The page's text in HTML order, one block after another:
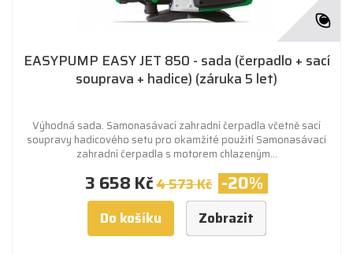
EASYPUMP EASY JET 850 - sada (čerpadlo + sací
souprava + hadice) (záruka 5 let)
Výhodná sada. Samonasávací zahradní čerpadla včetně sací
soupravy hadicového setu pro okamžité použití Samonasávací
zahradní čerpadla s motorem chlazeným...
3 658 Kč4 573 Kč -20%
Do košíku Zobrazit